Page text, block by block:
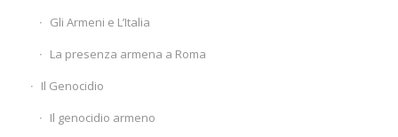
Gli Armeni e L’Italia
La presenza armena a Roma
Il Genocidio
Il genocidio armeno